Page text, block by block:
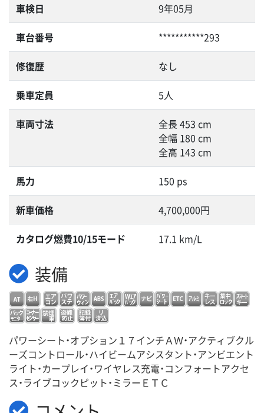
車検日 9年05月
車台番号 ***********293
修復歴 なし
乗車定員 5人
車両寸法
全長 453 cm
全幅 180 cm
全高 143 cm
馬力 150 ps
新車価格 4,700,000円
カタログ燃費10/15モード 17.1 km/L
装備
パワーシート・オプション１７インチＡＷ・アクティブクル
ーズコントロール・ハイビームアシスタント・アンビエント
ライト・カープレイ・ワイヤレス充電・コンフォートアクセ
ス・ライブコックピット・ミラーＥＴＣ